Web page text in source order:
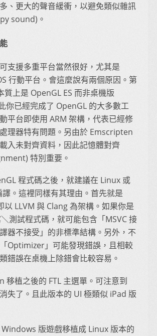
、更大的聲音緩衝，以避免類似雜訊
sound)。
支援多重平台當然很好，尤其是
行動平台。會這麼說有兩個原因。第
質上是 OpenGL ES 而非桌機版
你已經完成了 OpenGL 的大多數工
平台即使用 ARM 架構，代表已經修
理器特有問題。另由於 Emscripten
入未對齊資料，因此記憶體對齊
特別重要。
程式碼之後，就建議在 Linux 或
譯。這裡同樣有其理由。首先就是
LLVM 與 Clang 為架構。如果你是
測試程式碼，就可能包含「MSVC 接
器不接受」的非標準結構。另外，不
Optimizer」可能發現錯誤，且相較
錯誤在桌機上除錯會比較容易。
移植之後的 FTL 主選單。可注意到
失了。且此版本的 UI 極類似 iPad 版
版遊戲移植成 Linux 版本的